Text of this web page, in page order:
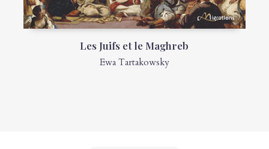
Les Juifs et le Maghreb
Ewa Tartakowsky